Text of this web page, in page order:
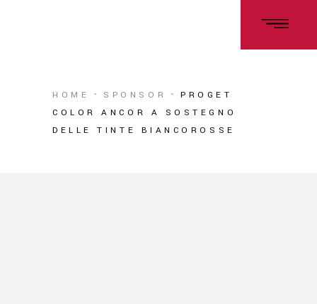
HOME SPONSOR
PROGET
COLOR ANCOR A SOSTEGNO
DELLE TINTE BIANCOROSSE